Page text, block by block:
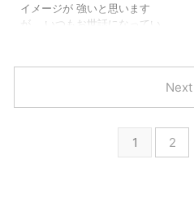
イメージが 強いと思います
が、 いつもお世話になってい
アリイアリイカフェでは、フ
ム」。 ローズとゼラニウムの
香りで人気上昇中！！ 安らぎ
1 2
Next